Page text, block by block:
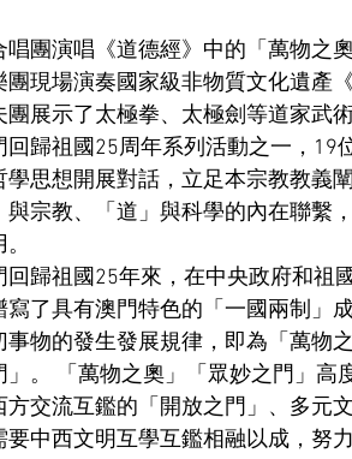
團演唱《道德經》中的「萬物之
現場演奏國家級非物質文化遺產
展示了太極拳、太極劍等道家武術
歸祖國25周年系列活動之一， 19
思想開展對話，立足本宗教教義
宗教、「道」與科學的內在聯繫
歸祖國25年來，在中央政府和祖
了具有澳門特色的「一國兩制」
物的發生發展規律，即為「萬物
。 「萬物之奧」「眾妙之門」高
交流互鑑的「開放之門」、多元
中西文明互學互鑑相融以成，努